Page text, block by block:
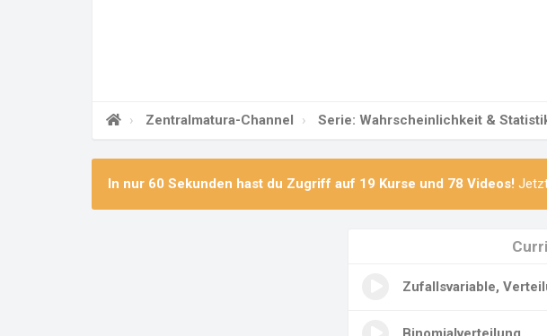
Zentralmatura-Channel Serie: Wahrscheinlichkeit &
In nur 60 Sekunden hast du Zugriff auf 19 Kurse und 78 Videos!
Zufallsvariable,